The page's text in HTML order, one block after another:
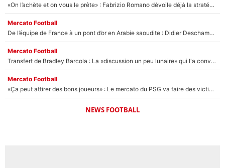
«On l’achète et on vous le prête» : Fabrizio Romano dévoile déjà la stratégie du PSG avec le transfert de Zion Suzuki !
Mercato Football
De l’équipe de France à un pont d’or en Arabie saoudite : Didier Deschamps a donné sa réponse !
Mercato Football
Transfert de Bradley Barcola : La «discussion un peu lunaire» qui l'a convaincu de quitter le PSG, son entourage est pointé du doigt
Mercato Football
«Ça peut attirer des bons joueurs» : Le mercato du PSG va faire des victimes dans l'effectif de Luis Enrique ?
NEWS FOOTBALL